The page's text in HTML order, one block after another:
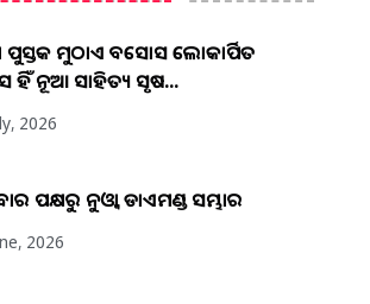
ପୁସ୍ତକ ମୁଠାଏ ଅବସୋସ ଲୋକାର୍ପିତ
ହିଁ ନୂଆ ସାହିତ୍ୟ ସୃଷ...
2026
ପକ୍ଷରୁ ନୁଓ୍ବା ଡାଏମଣ୍ଡ ସମ୍ଭାର
2026